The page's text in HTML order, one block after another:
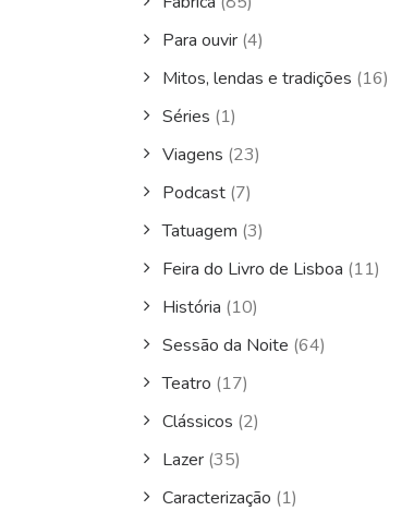
Para ouvir (4)
Mitos, lendas e tradições (16)
Séries (1)
Viagens (23)
Podcast (7)
Tatuagem (3)
Feira do Livro de Lisboa (11)
História (10)
Sessão da Noite (64)
Teatro (17)
Clássicos (2)
Lazer (35)
Caracterização (1)